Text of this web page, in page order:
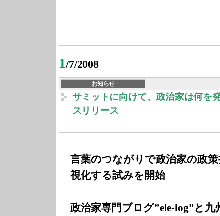
1/7/2008
お知らせ
サミットに向けて、政治家は何を
スリリース
言葉のつながりで政治家の政
視化する試みを開始
政治家専門ブログ”ele-log”と